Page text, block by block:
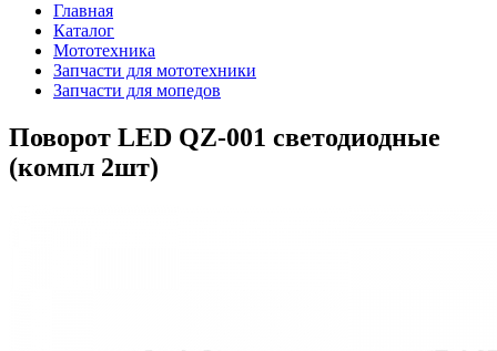
Главная
Каталог
Мототехника
Запчасти для мототехники
Запчасти для мопедов
Поворот LED QZ-001 светодиодные
(компл 2шт)